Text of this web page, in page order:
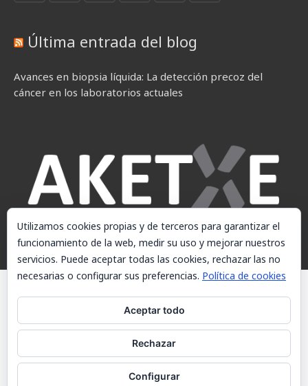
Última entrada del blog
Avances en biopsia líquida: La detección precoz del
cáncer en los laboratorios actuales
© AKETXE Consulting, S.L. - Este sitio web utiliza cookies, consulte
nuestra Política de cookies.
Política de cookies
Contacto
Utilizamos cookies propias y de terceros para garantizar el
funcionamiento de la web, medir su uso y mejorar nuestros
servicios. Puede aceptar todas las cookies, rechazar las no
necesarias o configurar sus preferencias. Política de cookies
Aceptar todo
Rechazar
Configurar